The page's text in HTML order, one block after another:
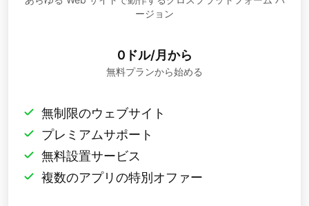
ージョン
0ドル/月から
無料プランから始める
無制限のウェブサイト
プレミアムサポート
無料設置サービス
複数のアプリの特別オファー